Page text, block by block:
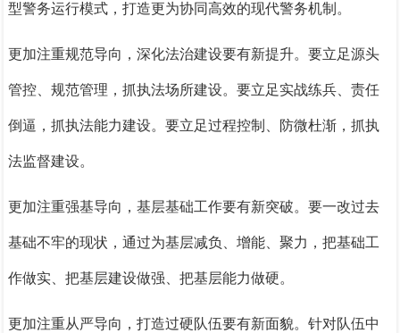
型警务运行模式，打造更为协同高效的现代警务机制。
更加注重规范导向，深化法治建设要有新提升。要立足源头
管控、规范管理，抓执法场所建设。要立足实战练兵、责任
倒逼，抓执法能力建设。要立足过程控制、防微杜渐，抓执
法监督建设。
更加注重强基导向，基层基础工作要有新突破。要一改过去
基础不牢的现状，通过为基层减负、增能、聚力，把基础工
作做实、把基层建设做强、把基层能力做硬。
更加注重从严导向，打造过硬队伍要有新面貌。针对队伍中